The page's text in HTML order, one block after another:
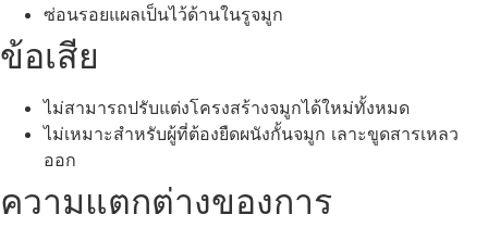
ซ่อนรอยแผลเป็นไว้ด้านในรูจมูก
ข้อเสีย
ไม่สามารถปรับแต่งโครงสร้างจมูกได้ใหม่ทั้งหมด
ไม่เหมาะสำหรับผู้ที่ต้องยืดผนังกั้นจมูก เลาะขูดสารเหลว
ออก
ความแตกต่างของการ